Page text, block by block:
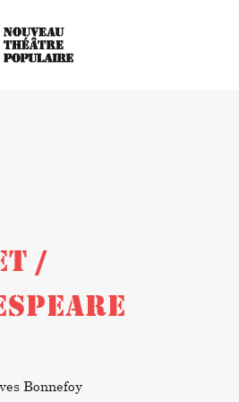
/
Bonnefoy